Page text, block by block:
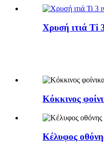
Χρυσή ιτιά Ti
Κόκκινος
Κέλυφος